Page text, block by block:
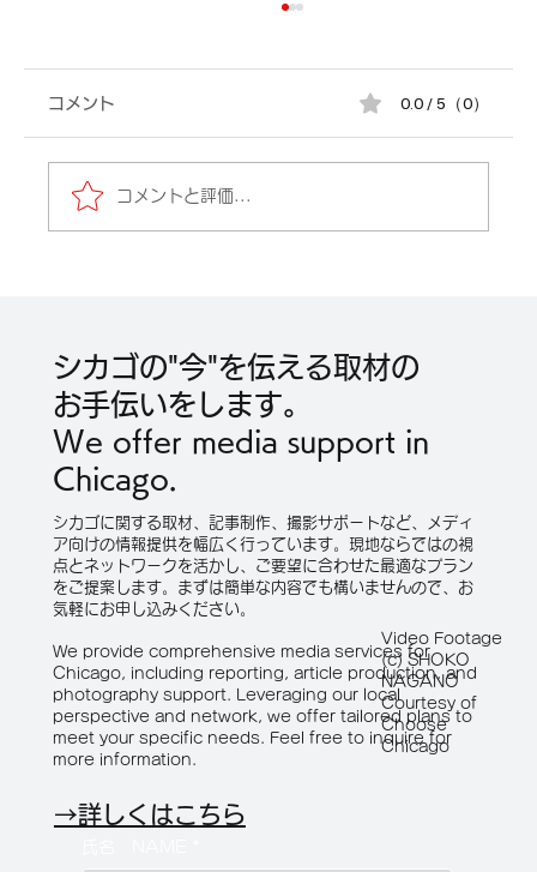
2027年4月11日までフィールド博物館に
て北米初開催。
コメント 0.0 / 5（0）
コメントと評価...
シカゴの"今"を伝える取材の
お手伝いをします。
We offer media support in
Chicago.
シカゴに関する取材、記事制作、撮影サポートなど、メディ
ア向けの情報提供を幅広く行っています。現地ならではの視
点とネットワークを活かし、ご要望に合わせた最適なプラン
をご提案します。まずは簡単な内容でも構いませんので、お
気軽にお申し込みください。
We provide comprehensive media services for
Chicago, including reporting, article production, and
photography support. Leveraging our local
perspective and network, we offer tailored plans to
meet your specific needs. Feel free to inquire for
more information.
→詳しくはこちら
Video Footage
(c) SHOKO
NAGANO
Courtesy of
Choose
Chicago